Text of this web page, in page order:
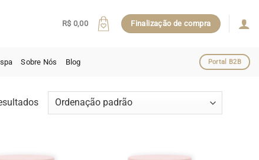
R$ 0,00 Finalização de compra
Sobre Nós Blog Portal B2B